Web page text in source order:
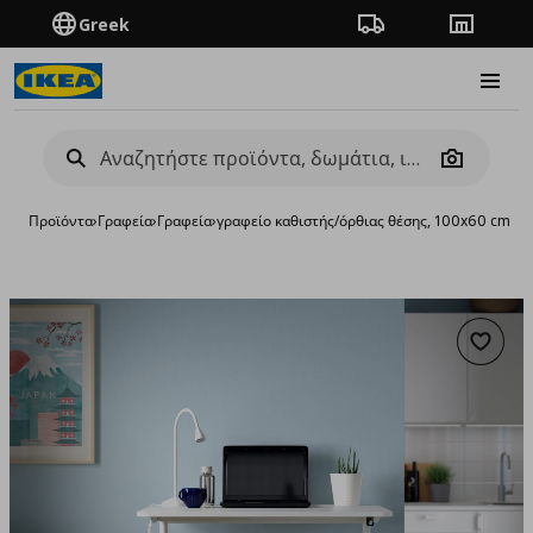
Greek Πορεία παραγγελίας
Camera
Προϊόντα›Γραφεία›Γραφεία›γραφείο καθιστής/όρθιας θέσης, 100x60 cm